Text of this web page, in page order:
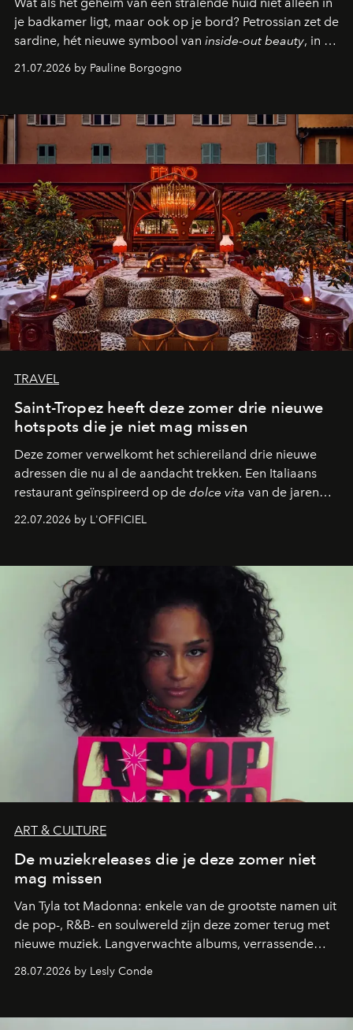
je badkamer ligt, maar ook op je bord? Petrossian zet de
sardine, hét nieuwe symbool van inside-out beauty, in de
21.07.2026 by Pauline Borgogno
TRAVEL
Saint-Tropez heeft deze zomer drie nieuwe
hotspots die je niet mag missen
Deze zomer verwelkomt het schiereiland drie nieuwe
adressen die nu al de aandacht trekken. Een Italiaans
restaurant geïnspireerd op de dolce vita van de jaren
verandert in een bruisende ontmoetingsplek en de
neerstrijkt in Saint-Tropez. Dit zijn de nieuwe adressen
die deze zomer de toon zetten, van lange lunches tot
zwoele nachten.
22.07.2026 by L'OFFICIEL
ART & CULTURE
De muziekreleases die je deze zomer niet
mag missen
Van Tyla tot Madonna: enkele van de grootste namen uit
de pop-, R&B- en soulwereld zijn deze zomer terug met
nieuwe muziek. Langverwachte albums, verrassende
de releases die je niet mag missen.
28.07.2026 by Lesly Conde